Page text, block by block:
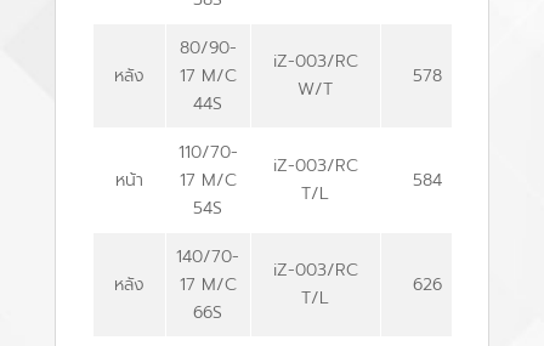
หลัง
80/90-
17 M/C
44S
iZ-003/RC
W/T
578
หน้า
110/70-
17 M/C
54S
iZ-003/RC
T/L
584
หลัง
140/70-
17 M/C
66S
iZ-003/RC
T/L
626